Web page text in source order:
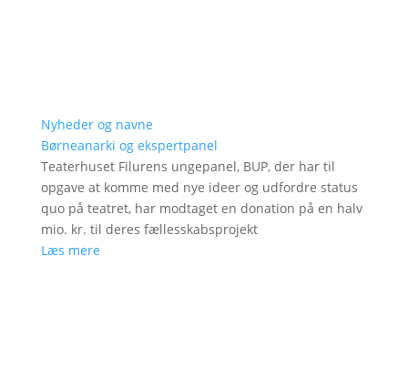
Nyheder og navne
Børneanarki og ekspertpanel
Teaterhuset Filurens ungepanel, BUP, der har til
opgave at komme med nye ideer og udfordre status
quo på teatret, har modtaget en donation på en halv
mio. kr. til deres fællesskabsprojekt
Læs mere